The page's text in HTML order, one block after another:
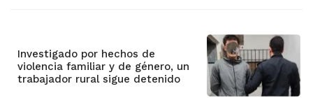
Investigado por hechos de
violencia familiar y de género, un
trabajador rural sigue detenido